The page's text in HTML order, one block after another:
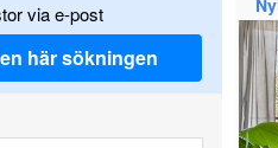
via e-post
här sökningen